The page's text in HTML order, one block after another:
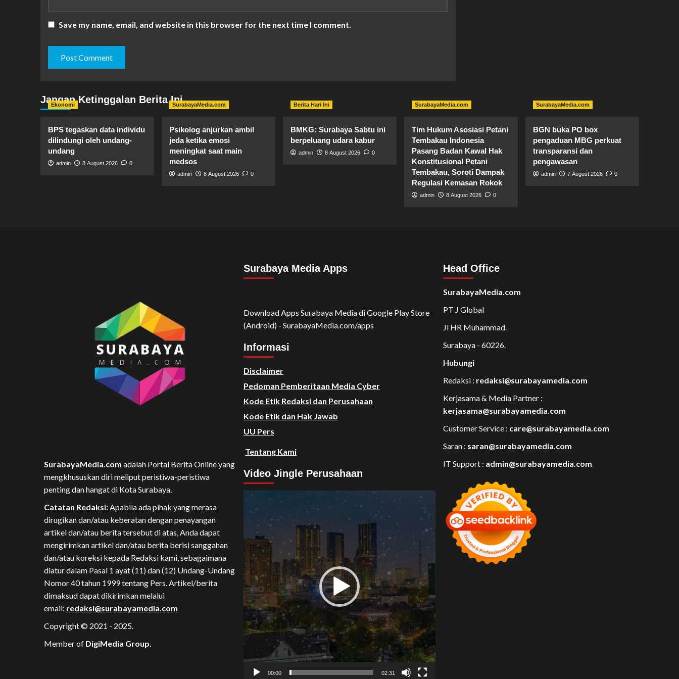
Save my name, email, and website in this browser for the next time I comment.
Jangan Ketinggalan Berita Ini
Ekonomi
BPS tegaskan data individu
dilindungi oleh undang-
undang
admin 8 August 2026 0
SurabayaMedia.com
Psikolog anjurkan ambil
jeda ketika emosi
meningkat saat main
medsos
admin 8 August 2026 0
Berita Hari Ini
BMKG: Surabaya Sabtu ini
berpeluang udara kabur
admin 8 August 2026 0
SurabayaMedia.com
Tim Hukum ​Asosiasi Petani
Tembakau Indonesia
Pasang Badan Kawal Hak
Konstitusional Petani
Tembakau, Soroti Dampak
Regulasi Kemasan Rokok
admin 8 August 2026 0
SurabayaMedia.com
BGN buka PO box
pengaduan MBG perkuat
transparansi dan
pengawasan
admin 7 August 2026 0
SurabayaMedia.com adalah Portal Berita Online yang
mengkhususkan diri meliput peristiwa-peristiwa
penting dan hangat di Kota Surabaya.
Catatan Redaksi:Apabila ada pihak yang merasa
dirugikan dan/atau keberatan dengan penayangan
artikel dan/atau berita tersebut di atas, Anda dapat
mengirimkan artikel dan/atau berita berisi sanggahan
dan/atau koreksi kepada Redaksi kami, sebagaimana
diatur dalam Pasal 1 ayat (11) dan (12) Undang-Undang
Nomor 40 tahun 1999 tentang Pers. Artikel/berita
dimaksud dapat dikirimkan melalui
email: redaksi@surabayamedia.com
Copyright © 2021 - 2025.
Member of DigiMedia Group.
Surabaya Media Apps
Download Apps Surabaya Media di Google Play Store
(Android) - SurabayaMedia.com/apps
Informasi
Disclaimer
Pedoman Pemberitaan Media Cyber
Kode Etik Redaksi dan Perusahaan
Kode Etik dan Hak Jawab
UU Pers
Tentang Kami
Video Jingle Perusahaan
Video
Player
00:00 02:31
Head Office
SurabayaMedia.com
PT J Global
Jl HR Muhammad.
Surabaya - 60226.
Hubungi
Redaksi : redaksi@surabayamedia.com
Kerjasama & Media Partner :
kerjasama@surabayamedia.com
Customer Service : care@surabayamedia.com
Saran : saran@surabayamedia.com
IT Support : admin@surabayamedia.com